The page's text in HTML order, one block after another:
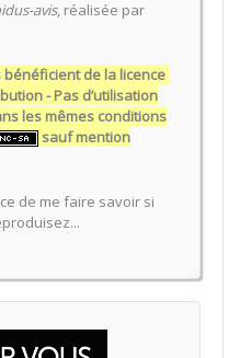
avis, réalisée par
de la licence
- Pas d’utilisation
les mêmes conditions
sauf mention
de me faire savoir si